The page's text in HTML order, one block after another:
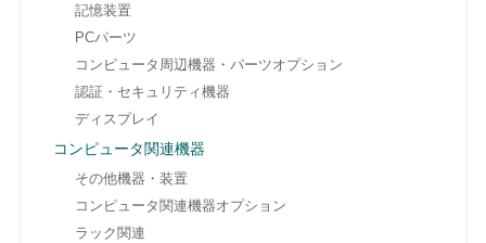
記憶装置
PCパーツ
コンピュータ周辺機器・パーツオプション
認証・セキュリティ機器
ディスプレイ
コンピュータ関連機器
その他機器・装置
コンピュータ関連機器オプション
ラック関連